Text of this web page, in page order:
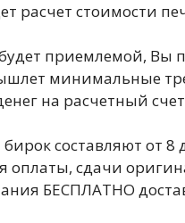
расчет стоимости
приемлемой, Вы
минимальные
на расчетный
составляют от
оплаты, сдачи
БЕСПЛАТНО